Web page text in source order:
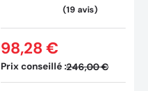
Prix conseillé :246,00 €
98,28 €